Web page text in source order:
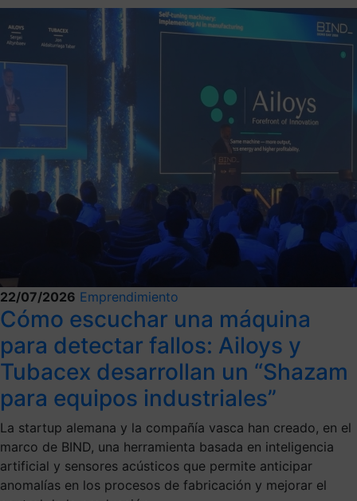
22/07/2026 Emprendimiento
Cómo escuchar una máquina
para detectar fallos: Ailoys y
Tubacex desarrollan un “Shazam
para equipos industriales”
La startup alemana y la compañía vasca han creado, en el
marco de BIND, una herramienta basada en inteligencia
artificial y sensores acústicos que permite anticipar
anomalías en los procesos de fabricación y mejorar el